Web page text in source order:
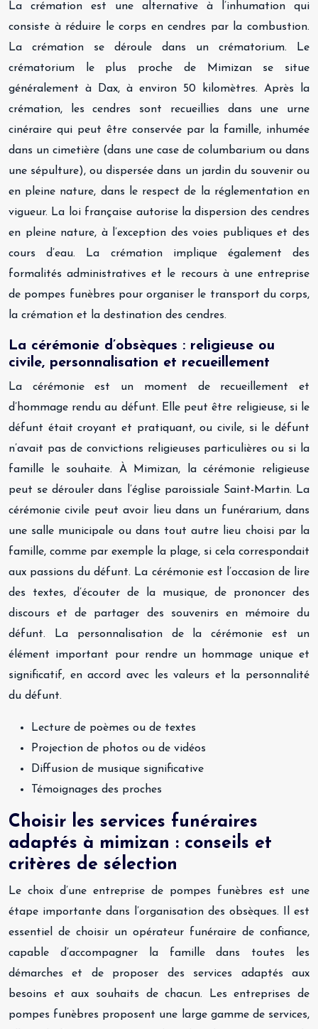
La crémation est une alternative à l’inhumation qui
consiste à réduire le corps en cendres par la combustion.
La crémation se déroule dans un crématorium. Le
crématorium le plus proche de Mimizan se situe
généralement à Dax, à environ 50 kilomètres. Après la
crémation, les cendres sont recueillies dans une urne
cinéraire qui peut être conservée par la famille, inhumée
dans un cimetière (dans une case de columbarium ou dans
une sépulture), ou dispersée dans un jardin du souvenir ou
en pleine nature, dans le respect de la réglementation en
vigueur. La loi française autorise la dispersion des cendres
en pleine nature, à l’exception des voies publiques et des
cours d’eau. La crémation implique également des
formalités administratives et le recours à une entreprise
de pompes funèbres pour organiser le transport du corps,
la crémation et la destination des cendres.
La cérémonie d’obsèques : religieuse ou
civile, personnalisation et recueillement
La cérémonie est un moment de recueillement et
d’hommage rendu au défunt. Elle peut être religieuse, si le
défunt était croyant et pratiquant, ou civile, si le défunt
n’avait pas de convictions religieuses particulières ou si la
famille le souhaite. À Mimizan, la cérémonie religieuse
peut se dérouler dans l’église paroissiale Saint-Martin. La
cérémonie civile peut avoir lieu dans un funérarium, dans
une salle municipale ou dans tout autre lieu choisi par la
famille, comme par exemple la plage, si cela correspondait
aux passions du défunt. La cérémonie est l’occasion de lire
des textes, d’écouter de la musique, de prononcer des
discours et de partager des souvenirs en mémoire du
défunt. La personnalisation de la cérémonie est un
élément important pour rendre un hommage unique et
significatif, en accord avec les valeurs et la personnalité
du défunt.
Lecture de poèmes ou de textes
Projection de photos ou de vidéos
Diffusion de musique significative
Témoignages des proches
Choisir les services funéraires
adaptés à mimizan : conseils et
critères de sélection
Le choix d’une entreprise de pompes funèbres est une
étape importante dans l’organisation des obsèques. Il est
essentiel de choisir un opérateur funéraire de confiance,
capable d’accompagner la famille dans toutes les
démarches et de proposer des services adaptés aux
besoins et aux souhaits de chacun. Les entreprises de
pompes funèbres proposent une large gamme de services,